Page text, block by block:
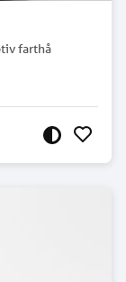
farthå